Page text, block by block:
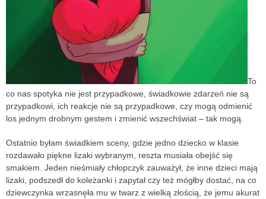
To
co nas spotyka nie jest przypadkowe, świadkowie zdarzeń nie są
przypadkowi, ich reakcje nie są przypadkowe, czy mogą odmienić
los jednym drobnym gestem i zmienić wszechświat – tak mogą.
Ostatnio byłam świadkiem sceny, gdzie jedno dziecko w klasie
rozdawało piękne lizaki wybranym, reszta musiała obejść się
smakiem. Jeden nieśmiały chłopczyk zauważył, że inne dzieci mają
lizaki, podszedł do koleżanki i zapytał czy też mógłby dostać, na co
dziewczynka wrzasnęła mu w twarz z wielką złością, że jemu akurat